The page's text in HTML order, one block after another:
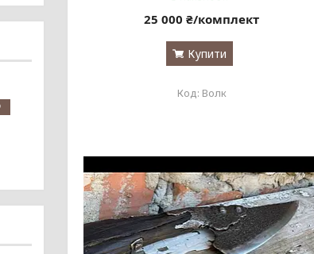
25 000 ₴/комплект
Купити
Волк